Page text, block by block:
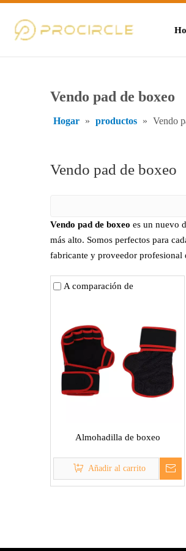
Vendo pad de boxeo
Hogar » productos » Vendo
Vendo pad de boxeo
Vendo pad de boxeo es un nuevo
más alto. Somos perfectos para
fabricante y proveedor profesional
A comparación de
Almohadilla de boxeo
Añadir al carrito